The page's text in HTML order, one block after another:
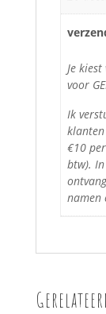
Je
voor
Ik
€10
btw).
namen